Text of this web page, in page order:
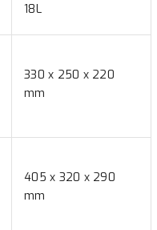
18L
330 x 250 x 220
mm
405 x 320 x 290
mm